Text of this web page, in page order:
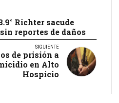
Richter sacude
reportes de daños
SIGUIENTE
de prisión a
en Alto
Hospicio